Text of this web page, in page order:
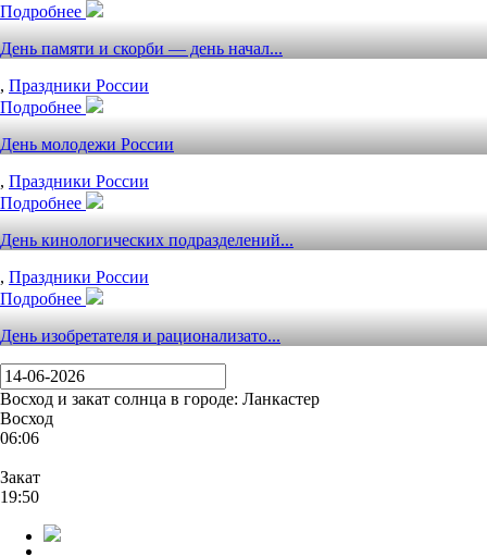
Подробнее
День памяти и скорби — день начал...
, Праздники России
Подробнее
День молодежи России
, Праздники России
Подробнее
День кинологических подразделений...
, Праздники России
Подробнее
День изобретателя и рационализато...
Восход и закат солнца в городе: Ланкастер
Восход
06:06
Закат
19:50